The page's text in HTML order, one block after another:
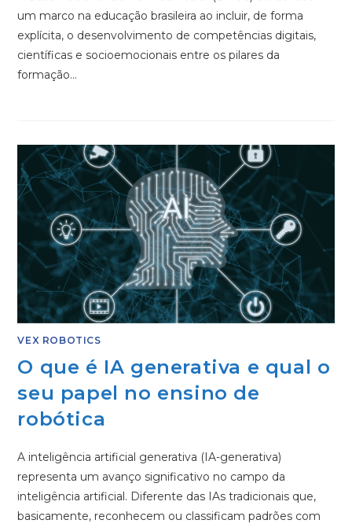
um marco na educação brasileira ao incluir, de forma
explícita, o desenvolvimento de competências digitais,
científicas e socioemocionais entre os pilares da
formação…
VEX ROBOTICS
O que é IA generativa e qual o
seu papel no ensino de
robótica
A inteligência artificial generativa (IA-generativa)
representa um avanço significativo no campo da
inteligência artificial. Diferente das IAs tradicionais que,
basicamente, reconhecem ou classificam padrões com